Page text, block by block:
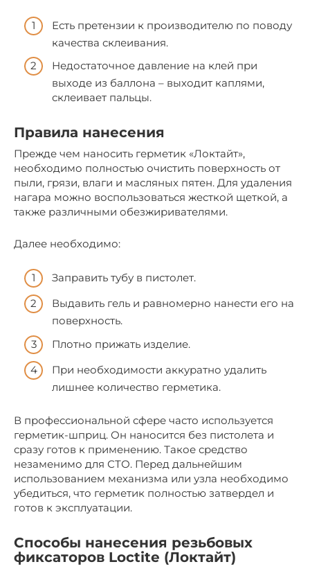
Есть претензии к производителю по поводу
качества склеивания.
Недостаточное давление на клей при
выходе из баллона – выходит каплями,
склеивает пальцы.
Правила нанесения
Прежде чем наносить герметик «Локтайт»,
необходимо полностью очистить поверхность от
пыли, грязи, влаги и масляных пятен. Для удаления
нагара можно воспользоваться жесткой щеткой, а
также различными обезжиривателями.
Далее необходимо:
Заправить тубу в пистолет.
Выдавить гель и равномерно нанести его на
поверхность.
Плотно прижать изделие.
При необходимости аккуратно удалить
лишнее количество герметика.
В профессиональной сфере часто используется
герметик-шприц. Он наносится без пистолета и
сразу готов к применению. Такое средство
незаменимо для СТО. Перед дальнейшим
использованием механизма или узла необходимо
убедиться, что герметик полностью затвердел и
готов к эксплуатации.
Способы нанесения резьбовых
фиксаторов Loctite (Локтайт)